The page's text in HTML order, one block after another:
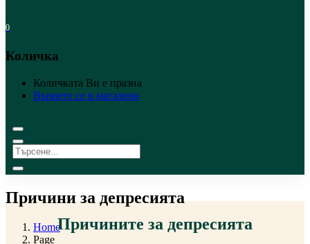
0
Количка
Количката Ви е празна
Върнете се в магазина
Причини за депресията
Home
Page
Причините за депресията